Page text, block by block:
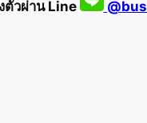
ตั๋วผ่าน Line